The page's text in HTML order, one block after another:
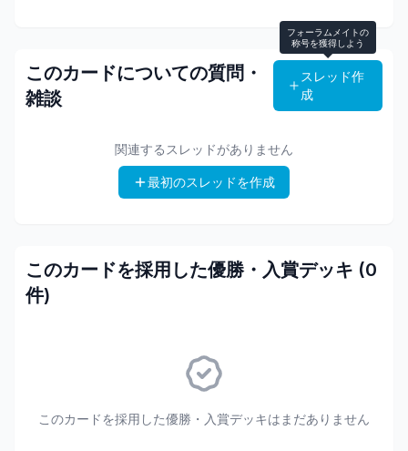
このカードについての質問・
雑談
フォーラムメイトの
称号を獲得しよう
スレッド作
成
関連するスレッドがありません
最初のスレッドを作成
このカードを採用した優勝・入賞デッキ (0
件)
このカードを採用した優勝・入賞デッキはまだありません